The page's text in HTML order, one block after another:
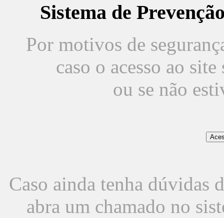
Sistema de
Por motivos de
caso o acesso ao
ou se não
Caso ainda tenha dúvidas
abra um chamado no